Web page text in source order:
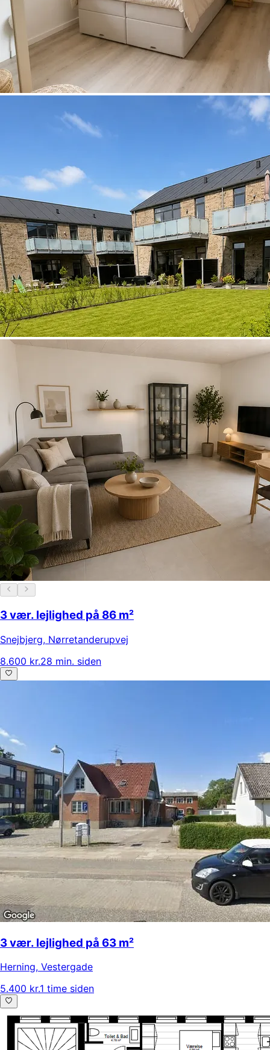
3 vær. lejlighed på 86 m²
Snejbjerg, Nørretanderupvej
8.600 kr.28 min. siden
3 vær. lejlighed på 63 m²
Herning, Vestergade
5.400 kr.1 time siden